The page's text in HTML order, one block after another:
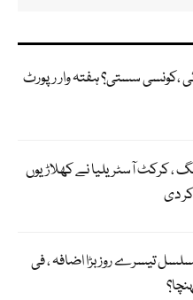
،کونسی سستی؟ ہفتہ وار رپورٹ
، کرکٹ آسٹریلیا نے کھلاڑیوں
دی
تیسرے روز بڑا اضافہ ، فی